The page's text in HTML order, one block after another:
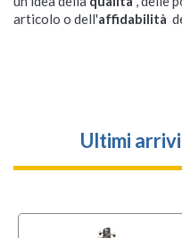
articolo o dell'affidabilità
Ultimi